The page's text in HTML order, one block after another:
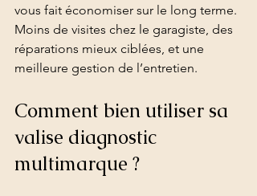
vous fait économiser sur le long terme.
Moins de visites chez le garagiste, des
réparations mieux ciblées, et une
meilleure gestion de l’entretien.
Comment bien utiliser sa
valise diagnostic
multimarque ?